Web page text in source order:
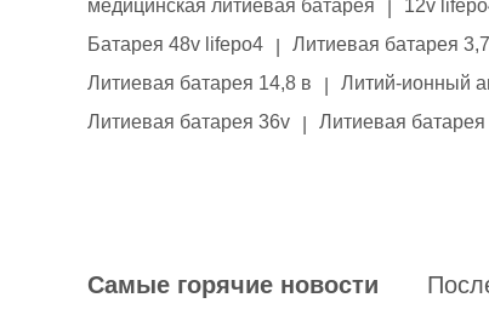
медицинская литиевая батарея
12v
Батарея 48v lifepo4
Литиевая батарея
Литиевая батарея 14,8 в
Литий-ионный
Литиевая батарея 36v
Литиевая
Самые горячие новости